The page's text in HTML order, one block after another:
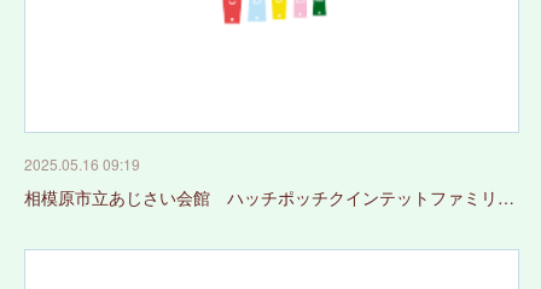
2025.05.16 09:19
相模原市立あじさい会館 ハッチポッチクインテットファミリ…